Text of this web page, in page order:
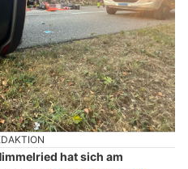
hat sich am